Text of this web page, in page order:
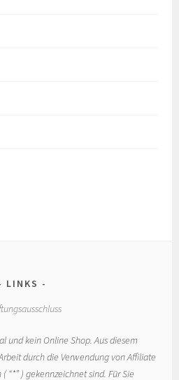
LINKS
und kein Online Shop. Aus diesem
durch die Verwendung von Affiliate
“*” ) gekennzeichnet sind. Für Sie